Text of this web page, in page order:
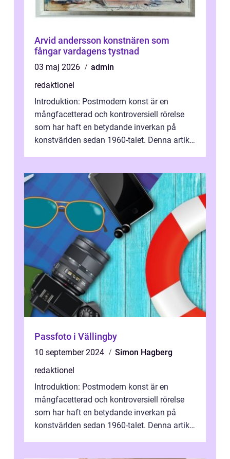
Arvid andersson konstnären som
fångar vardagens tystnad
03 maj 2026
admin
redaktionel
Introduktion: Postmodern konst är en
mångfacetterad och kontroversiell rörelse
som har haft en betydande inverkan på
konstvärlden sedan 1960-talet. Denna artikel
Passfoto i Vällingby
10 september 2024
Simon Hagberg
redaktionel
Introduktion: Postmodern konst är en
mångfacetterad och kontroversiell rörelse
som har haft en betydande inverkan på
konstvärlden sedan 1960-talet. Denna artikel